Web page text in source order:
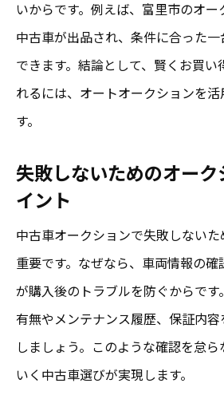
いからです。例えば、富里市のオ
中古車が出品され、条件に合った
できます。結論として、賢くお買い
れるには、オートオークションを
す。
失敗しないためのオー
イント
中古車オークションで失敗しない
重要です。なぜなら、車両情報の
が購入後のトラブルを防ぐからで
有無やメンテナンス履歴、保証内
しましょう。このような確認を怠
いく中古車選びが実現します。